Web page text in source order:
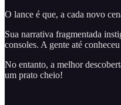
O lance é que, a cada novo
Sua narrativa fragmentada
consoles. A gente até
No entanto, a melhor
um prato cheio!